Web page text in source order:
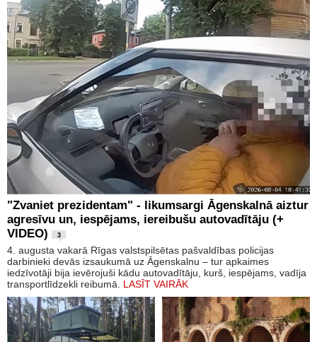
"Zvaniet prezidentam" - likumsargi Āgenskalnā aiztur
agresīvu un, iespējams, iereibušu autovadītāju (+
VIDEO)
3
4. augusta vakarā Rīgas valstspilsētas pašvaldības policijas
darbinieki devās izsaukumā uz Āgenskalnu – tur apkaimes
iedzīvotāji bija ievērojuši kādu autovadītāju, kurš, iespējams, vadīja
transportlīdzekli reibumā. LASĪT VAIRĀK